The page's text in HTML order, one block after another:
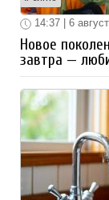
14:37 | 6
Новое
завтра —